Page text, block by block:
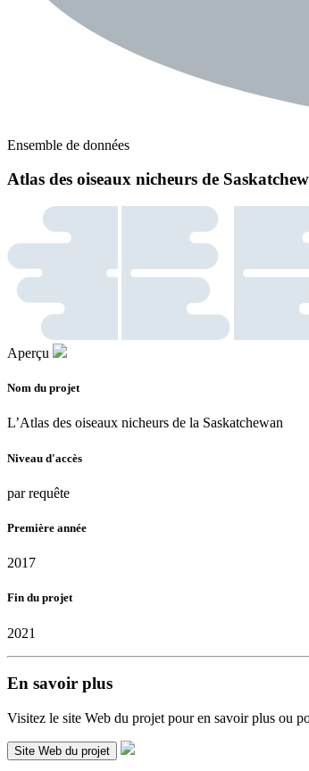
Ensemble de données
Atlas des oiseaux nicheurs de
Aperçu
Nom du projet
L’Atlas des oiseaux nicheurs de la Saskatchewan
Niveau d'accès
par requête
Première année
2017
Fin du projet
2021
En savoir plus
Visitez le site Web du projet pour en savoir plus ou
Site Web du projet